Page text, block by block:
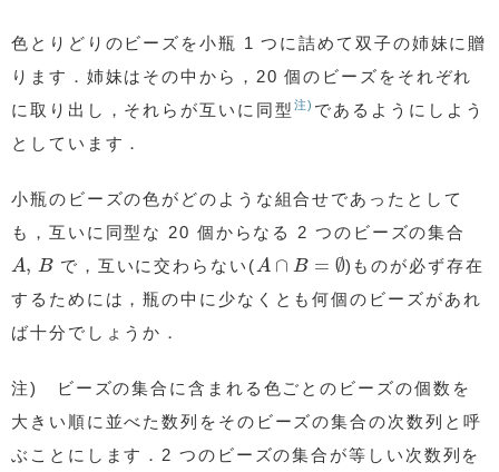
色とりどりのビーズを小瓶 1 つに詰めて双子の姉妹に贈
ります．姉妹はその中から，20 個のビーズをそれぞれ
に取り出し，それらが互いに同型 注) であるようにしよう
としています．
小瓶のビーズの色がどのような組合せであったとして
も，互いに同型な 20 個からなる 2 つのビーズの集合
A, B
A B で，互いに交わらない(A ∩ B = ∅
A ∩B=
)ものが必ず存在
するためには，瓶の中に少なくとも何個のビーズがあれ
ば十分でしょうか．
注) ビーズの集合に含まれる色ごとのビーズの個数を
大きい順に並べた数列をそのビーズの集合の次数列と呼
ぶことにします．2 つのビーズの集合が等しい次数列を